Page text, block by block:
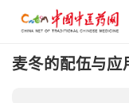
麦冬的配伍与应